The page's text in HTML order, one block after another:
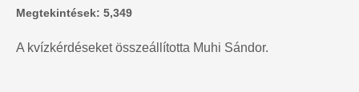
Megtekintések: 5,349
A kvízkérdéseket összeállította Muhi Sándor.